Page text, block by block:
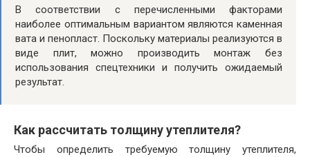
В соответствии с перечисленными факторами
наиболее оптимальным вариантом являются каменная
вата и пенопласт. Поскольку материалы реализуются в
виде плит, можно производить монтаж без
использования спецтехники и получить ожидаемый
результат.
Как рассчитать толщину утеплителя?
Чтобы определить требуемую толщину утеплителя,